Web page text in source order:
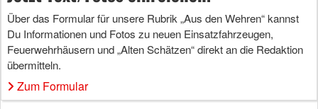
Über das Formular für unsere Rubrik „Aus den Wehren“ kannst
Du Informationen und Fotos zu neuen Einsatzfahrzeugen,
Feuerwehrhäusern und „Alten Schätzen“ direkt an die Redaktion
übermitteln.
Zum Formular